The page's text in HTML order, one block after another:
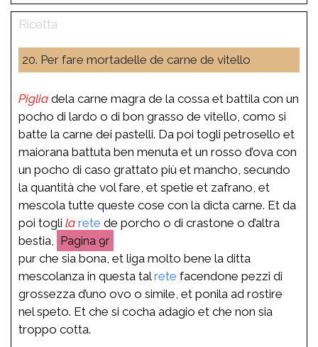
20. Per fare mortadelle de carne de vitello
Piglia dela carne magra de la cossa et battila con un
pocho di lardo o di bon grasso de vitello, como si
batte la carne dei pastelli. Da poi togli petrosello et
maiorana battuta ben menuta et un rosso d’ova con
un pocho di caso grattato più et mancho, secundo
la quantità che vol fare, et spetie et zafrano, et
mescola tutte queste cose con la dicta carne. Et da
poi togli la rete de porcho o di crastone o d’altra
bestia,
9r
pur che sia bona, et liga molto bene la ditta
mescolanza in questa talrete facendone pezzi di
grossezza d’uno ovo o simile, et ponila ad rostire
nel speto. Et che si cocha adagio et che non sia
troppo cotta.